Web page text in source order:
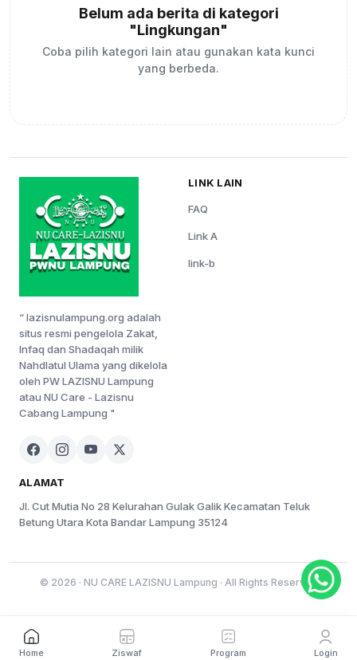
Belum ada berita di kategori
"Lingkungan"
Coba pilih kategori lain atau gunakan kata kunci
yang berbeda.
“ lazisnulampung.org adalah
situs resmi pengelola Zakat,
Infaq dan Shadaqah milik
Nahdlatul Ulama yang dikelola
oleh PW LAZISNU Lampung
atau NU Care - Lazisnu
Cabang Lampung "
LINK LAIN
FAQ
Link A
link-b
ALAMAT
Jl. Cut Mutia No 28 Kelurahan Gulak Galik Kecamatan Teluk
Betung Utara Kota Bandar Lampung 35124
© 2026 · NU CARE LAZISNU Lampung · All Rights Reserved
Home Ziswaf Program Login